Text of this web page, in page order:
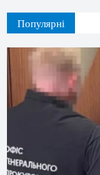
Популярні